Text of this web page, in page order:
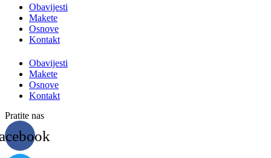
Obavijesti
Makete
Osnove
Kontakt
Obavijesti
Makete
Osnove
Kontakt
Pratite nas